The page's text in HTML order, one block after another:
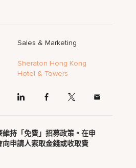
Sales & Marketing
Sheraton Hong Kong
Hotel & Towers
持「免費」招募政策。在申
申請人索取金錢或收取費